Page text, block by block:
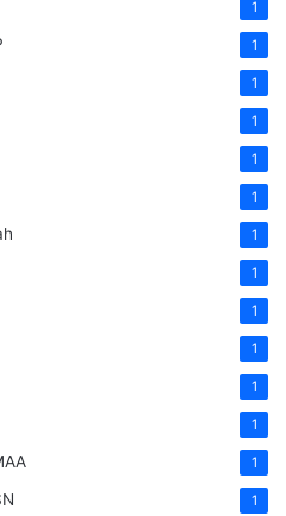
1
1
1
1
1
1
1
1
1
1
1
1
1
1